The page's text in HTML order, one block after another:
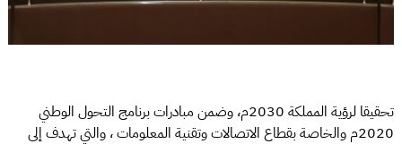
تحقيقا لرؤية المملكة 2030م، وضمن مبادرات برنامج التحول الوطني
2020م والخاصة بقطاع الاتصالات وتقنية المعلومات ، والتي تهدف إلى